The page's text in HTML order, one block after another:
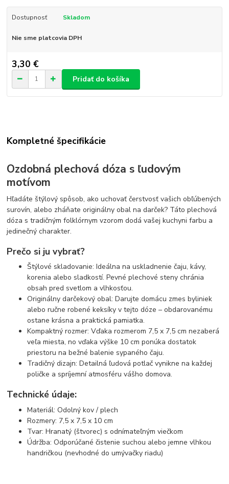
Dostupnosť Skladom
Nie sme platcovia DPH
3,30 €
Pridať do košíka
Kompletné špecifikácie
Ozdobná plechová dóza s ľudovým
motívom
Hľadáte štýlový spôsob, ako uchovať čerstvosť vašich obľúbených
surovín, alebo zháňate originálny obal na darček? Táto plechová
dóza s tradičným folklórnym vzorom dodá vašej kuchyni farbu a
jedinečný charakter.
Prečo si ju vybrať?
Štýlové skladovanie: Ideálna na uskladnenie čaju, kávy,
korenia alebo sladkostí. Pevné plechové steny chránia
obsah pred svetlom a vlhkosťou.
Originálny darčekový obal: Darujte domácu zmes byliniek
alebo ručne robené keksíky v tejto dóze – obdarovanému
ostane krásna a praktická pamiatka.
Kompaktný rozmer: Vďaka rozmerom 7,5 x 7,5 cm nezaberá
veľa miesta, no vďaka výške 10 cm ponúka dostatok
priestoru na bežné balenie sypaného čaju.
Tradičný dizajn: Detailná ľudová potlač vynikne na každej
poličke a spríjemní atmosféru vášho domova.
Technické údaje:
Materiál: Odolný kov / plech
Rozmery: 7,5 x 7,5 x 10 cm
Tvar: Hranatý (štvorec) s odnímateľným viečkom
Údržba: Odporúčané čistenie suchou alebo jemne vlhkou
handričkou (nevhodné do umývačky riadu)